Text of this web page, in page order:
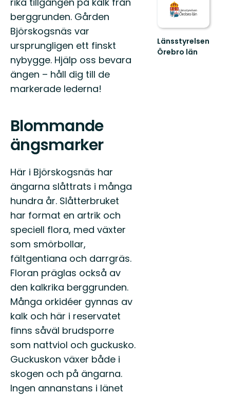
berggrunden. Gården
Björskogsnäs var
ursprungligen ett finskt
nybygge. Hjälp oss bevara
ängen – håll dig till de
markerade lederna!
Blommande
ängsmarker
Här i Björskogsnäs har
ängarna slåttrats i många
hundra år. Slåtterbruket
har format en artrik och
speciell flora, med växter
som smörbollar,
fältgentiana och darrgräs.
Floran präglas också av
den kalkrika berggrunden.
Många orkidéer gynnas av
kalk och här i reservatet
finns såväl brudsporre
som nattviol och guckusko.
Guckuskon växer både i
skogen och på ängarna.
Ingen annanstans i länet
Länsstyrelsen
Örebro län